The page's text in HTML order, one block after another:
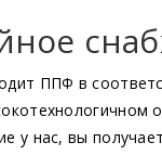
ППФ в
у нас, вы